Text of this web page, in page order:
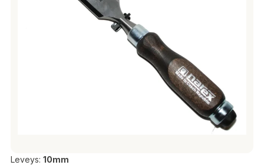
Leveys: 10mm